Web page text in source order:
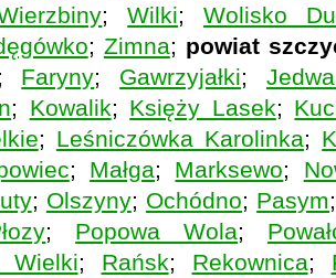
;Wilki;Wolisko
; Zimna; powiat
Faryny; Gawrzyjałki;
; Kowalik; Księży Lasek;
; Leśniczówka Karolinka;
; Małga; Marksewo;
; Olszyny; Ochódno; Pasym
; Popowa Wola;
Wielki; Rańsk; Rekownica;